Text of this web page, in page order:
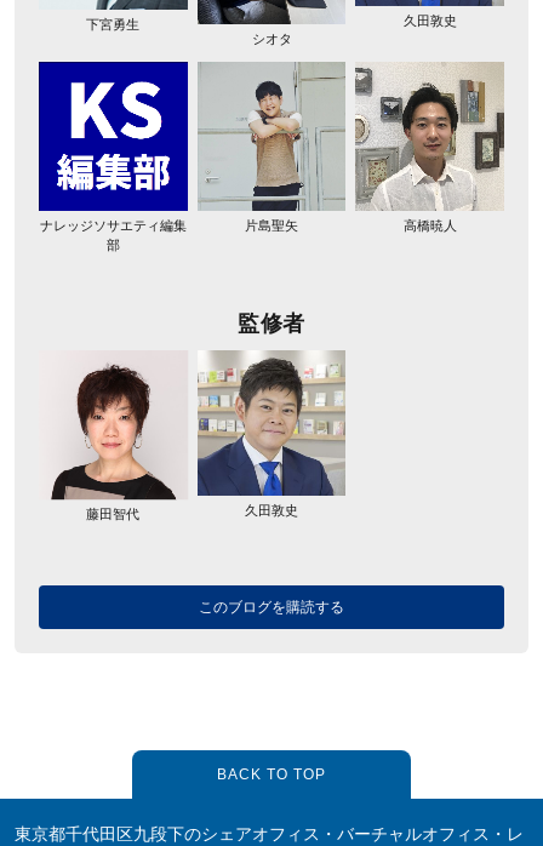
下宮勇生
シオタ
久田敦史
ナレッジソサエティ編集
部
片島聖矢 高橋暁人
監修者
藤田智代 久田敦史
このブログを購読する
BACK TO TOP
東京都千代田区九段下のシェアオフィス・バーチャルオフィス・レ